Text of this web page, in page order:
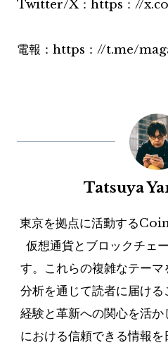
Twitter/X：https：//
電報：https：//t.me/
Tatsuya
東京を拠点に活動する
仮想通貨とブロックチェ
す。これらの複雑なテー
分析を通じて読者に届ける
経験と革新への関心を活
における信頼できる情報